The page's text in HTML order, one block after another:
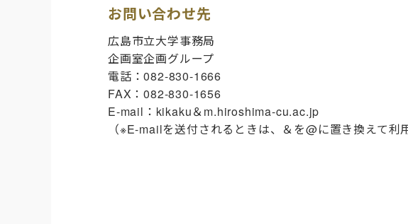
お問い合わせ先
広島市立大学事務局
企画室企画グループ
電話：082-830-1666
FAX：082-830-1656
E-mail：kikaku＆m.hiroshima-cu.ac.jp
（※E-mailを送付されるときは、＆を@に置き換えて利